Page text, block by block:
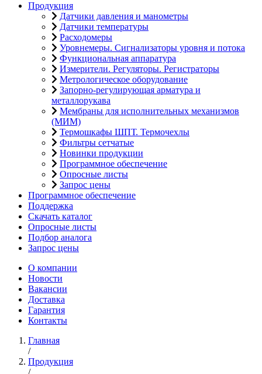
Продукция
Датчики давления и манометры
Датчики температуры
Расходомеры
Уровнемеры. Сигнализаторы уровня и потока
Функциональная аппаратура
Измерители. Регуляторы. Регистраторы
Метрологическое оборудование
Запорно-регулирующая арматура и
металлорукава
Мембраны для исполнительных механизмов
(МИМ)
Термошкафы ШПТ. Термочехлы
Фильтры сетчатые
Новинки продукции
Программное обеспечение
Опросные листы
Запрос цены
Программное обеспечение
Поддержка
Скачать каталог
Опросные листы
Подбор аналога
Запрос цены
О компании
Новости
Вакансии
Доставка
Гарантия
Контакты
Главная
/
Продукция
/